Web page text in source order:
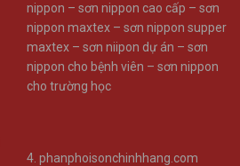
nippon – sơn nippon cao cấp – sơn
nippon maxtex – sơn nippon supper
maxtex – sơn niipon dự án – sơn
nippon cho bệnh viên – sơn nippon
cho trường học
4. phanphoisonchinhhang.com